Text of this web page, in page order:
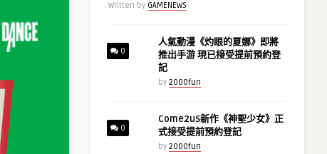
Written by GAMENEWS
0
人氣動漫《灼眼的夏娜》即將
推出手游 現已接受提前預約登
記
by 2000fun
0
Come2uS新作《神聖少女》正
式接受提前預約登記
by 2000fun